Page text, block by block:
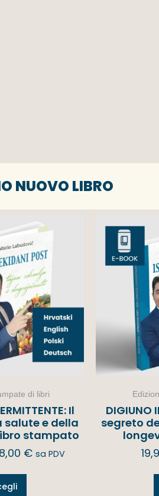
NUOVO LIBRO
di libri
Il
salute e della
stampato
€ sa PDV
DIGIUNO
segreto